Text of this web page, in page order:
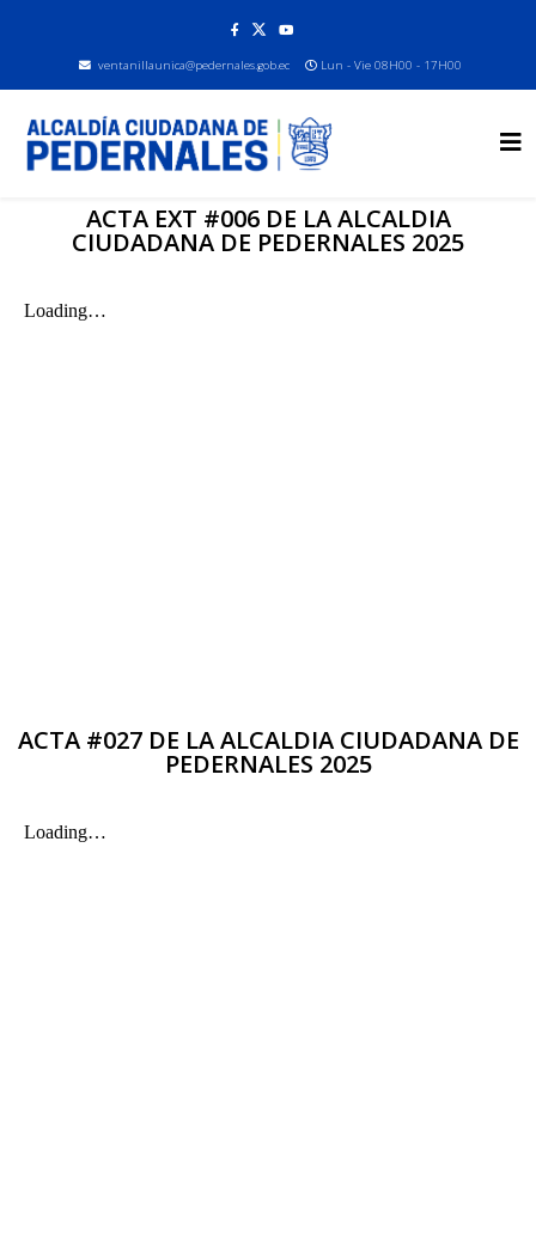
ventanillaunica@pedernales.gob.ec Lun - Vie 08H00 - 17H00
ACTA EXT #006 DE LA ALCALDIA
CIUDADANA DE PEDERNALES 2025
ACTA #027 DE LA ALCALDIA CIUDADANA DE
PEDERNALES 2025